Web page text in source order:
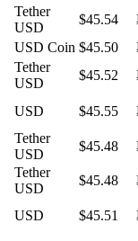
Tether
USD
$45.54
USD Coin $45.50
Tether
USD
$45.52
USD $45.55
Tether
USD
$45.48
Tether
USD
$45.48
USD $45.51